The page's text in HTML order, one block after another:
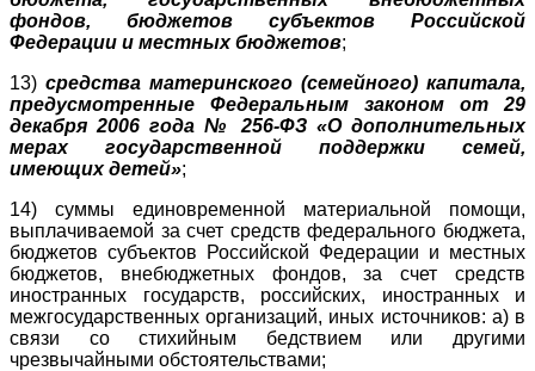
фондов, бюджетов субъектов Российской
Федерации и местных бюджетов;
13) средства материнского (семейного) капитала,
предусмотренные Федеральным законом от 29
декабря 2006 года № 256-ФЗ «О дополнительных
мерах государственной поддержки семей,
имеющих детей»;
14) суммы единовременной материальной помощи,
выплачиваемой за счет средств федерального бюджета,
бюджетов субъектов Российской Федерации и местных
бюджетов, внебюджетных фондов, за счет средств
иностранных государств, российских, иностранных и
межгосударственных организаций, иных источников: а) в
связи со стихийным бедствием или другими
чрезвычайными обстоятельствами;